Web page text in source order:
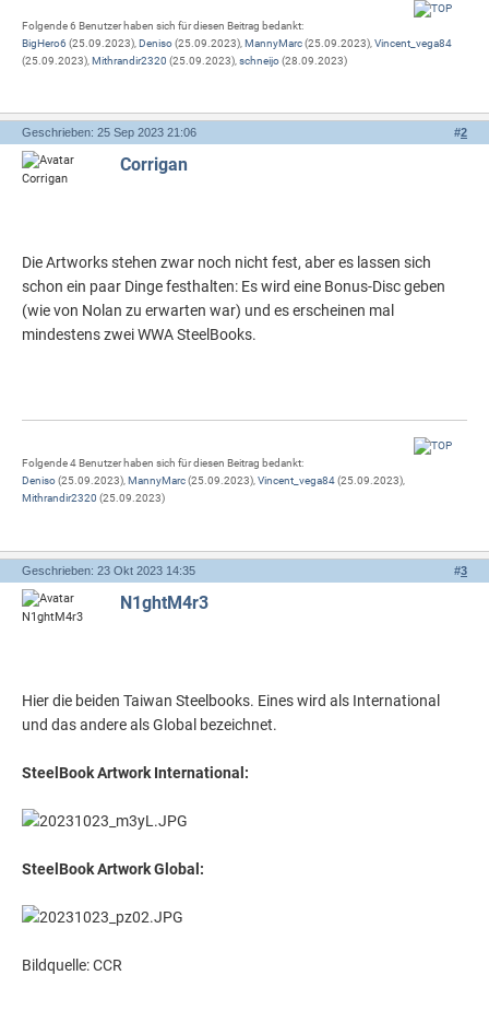
Folgende 6 Benutzer haben sich für diesen Beitrag bedankt:
BigHero6 (25.09.2023), Deniso(25.09.2023), MannyMarc(25.09.2023), Vincent_vega84
(25.09.2023), Mithrandir2320 (25.09.2023), schneijo(28.09.2023)
#2
Geschrieben: 25 Sep 2023 21:06
Corrigan
Die Artworks stehen zwar noch nicht fest, aber es lassen sich
schon ein paar Dinge festhalten: Es wird eine Bonus-Disc geben
(wie von Nolan zu erwarten war) und es erscheinen mal
mindestens zwei WWA SteelBooks.
Folgende 4 Benutzer haben sich für diesen Beitrag bedankt:
Deniso(25.09.2023), MannyMarc(25.09.2023),Vincent_vega84(25.09.2023),
Mithrandir2320 (25.09.2023)
#3
Geschrieben: 23 Okt 2023 14:35
N1ghtM4r3
Hier die beiden Taiwan Steelbooks. Eines wird als International
und das andere als Global bezeichnet.
SteelBook Artwork International:
SteelBook Artwork Global:
Bildquelle: CCR